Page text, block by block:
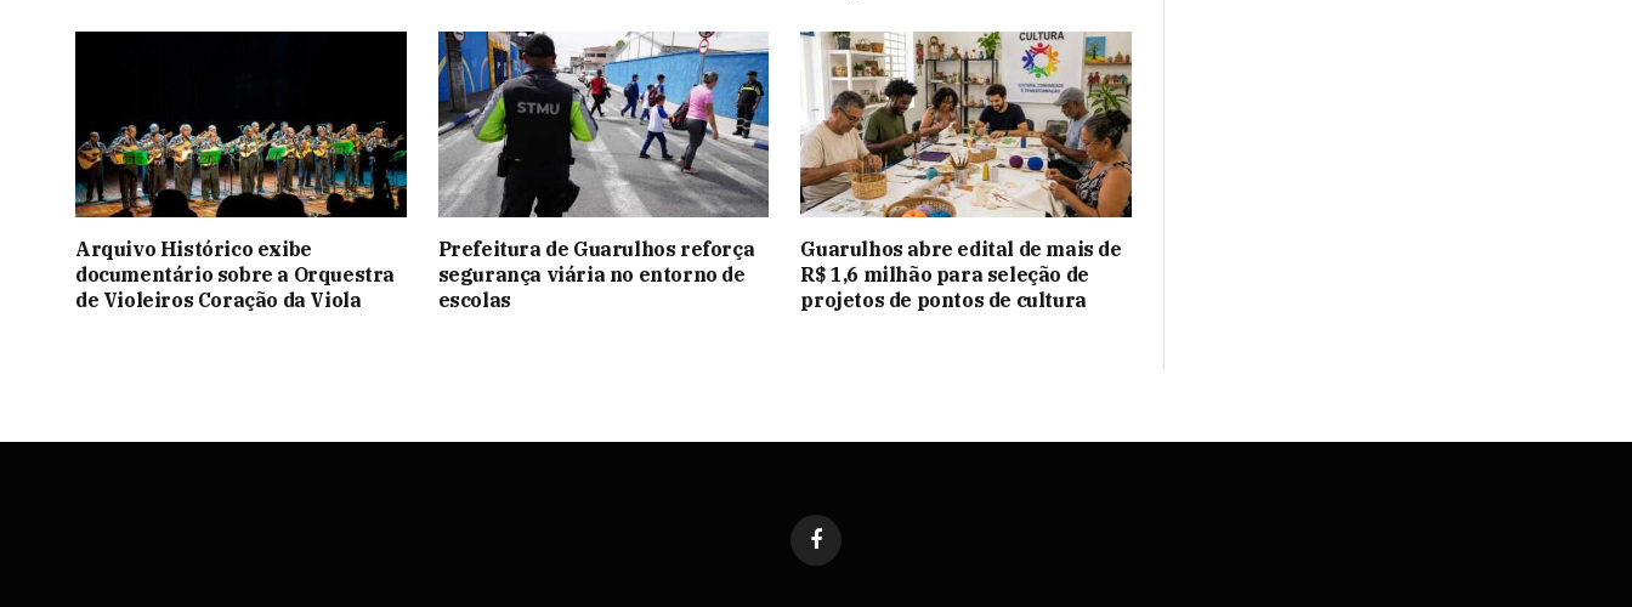
Arquivo Histórico exibe
documentário sobre a Orquestra
de Violeiros Coração da Viola
Prefeitura de Guarulhos reforça
segurança viária no entorno de
escolas
Guarulhos abre edital de mais de
R$ 1,6 milhão para seleção de
projetos de pontos de cultura
Facebook